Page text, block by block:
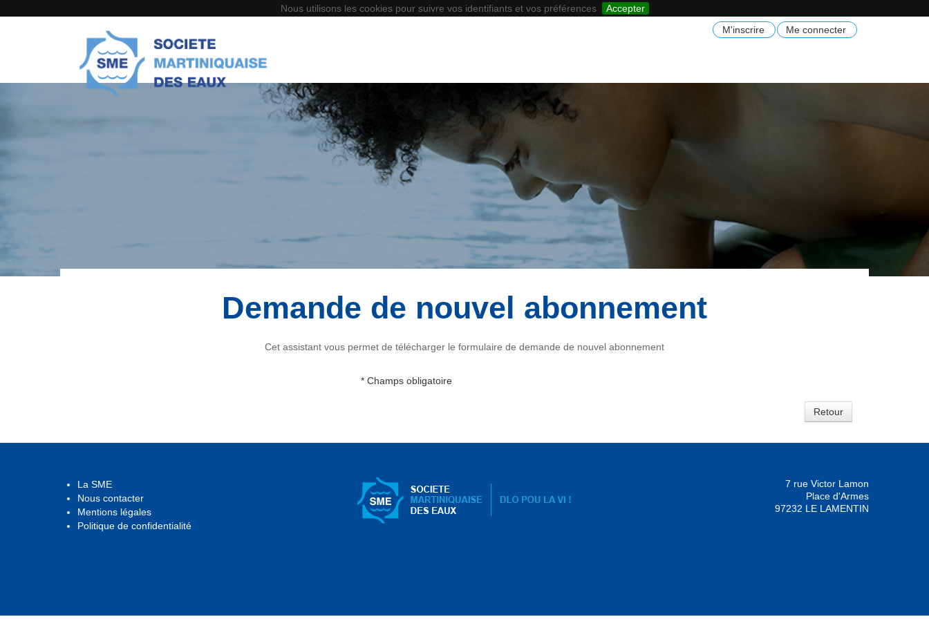
Nous utilisons les cookies pour suivre vos identifiants et vos préférences
Accepter
M'inscrire
Me connecter
Demande de nouvel abonnement
Cet assistant vous permet de télécharger le formulaire de demande de nouvel abonnement
* Champs obligatoire
Retour
La SME
Nous contacter
Mentions légales
Politique de confidentialité
7 rue Victor Lamon
Place d'Armes
97232 LE LAMENTIN